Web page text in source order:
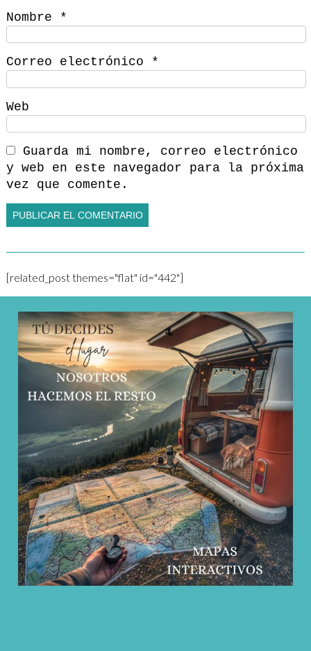
Nombre *
Correo electrónico *
Web
Guarda mi nombre, correo electrónico
y web en este navegador para la próxima
vez que comente.
[related_post themes="flat" id="442"]